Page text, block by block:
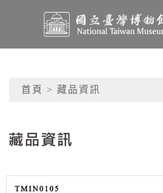
國立臺灣博
網頁導覽
首頁 > 藏品資訊